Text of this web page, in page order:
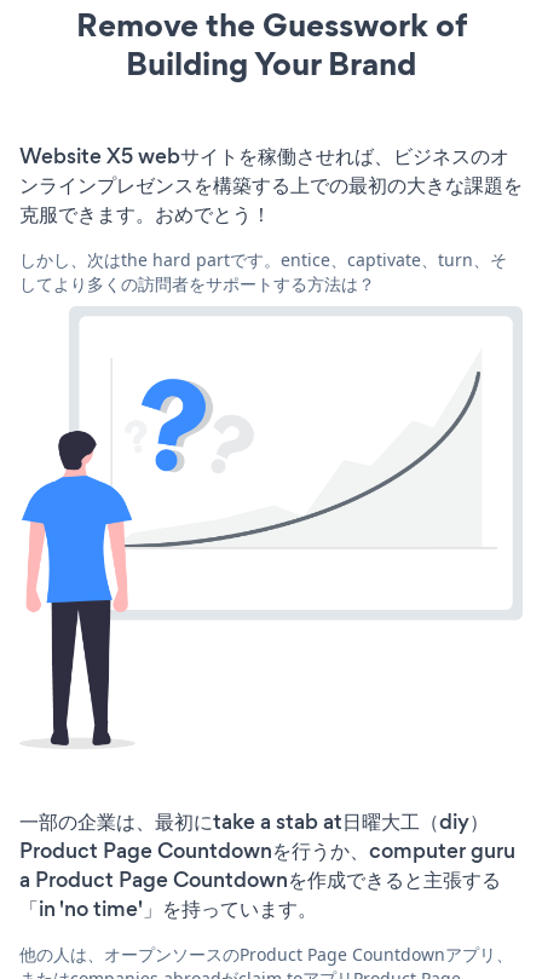
Remove the Guesswork of
Building Your Brand
Website X5 webサイトを稼働させれば、ビジネスのオ
ンラインプレゼンスを構築する上での最初の大きな課題を
克服できます。おめでとう！
しかし、次はthe hard partです。entice、captivate、turn、そ
してより多くの訪問者をサポートする方法は？
一部の企業は、最初にtake a stab at日曜大工（diy）
Product Page Countdownを行うか、computer guru
a Product Page Countdownを作成できると主張する
「in 'no time'」を持っています。
他の人は、オープンソースのProduct Page Countdownアプリ、